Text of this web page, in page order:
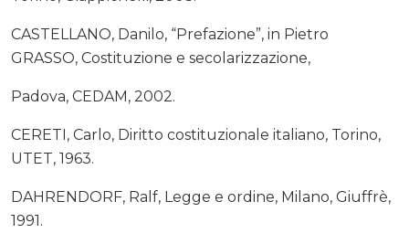
CASTELLANO, Danilo, “Prefazione”, in Pietro
GRASSO, Costituzione e secolarizzazione,
Padova, CEDAM, 2002.
CERETI, Carlo, Diritto costituzionale italiano, Torino,
UTET, 1963.
DAHRENDORF, Ralf, Legge e ordine, Milano, Giuffrè,
1991.